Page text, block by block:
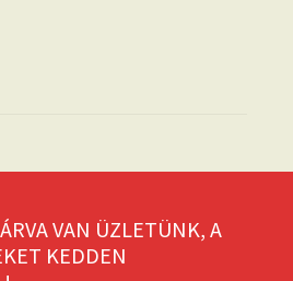
VAN ÜZLETÜNK, A
KEDDEN